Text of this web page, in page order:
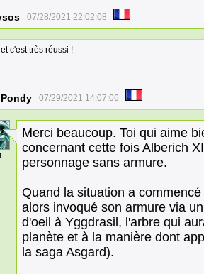
07/28/2021 22:02:08
et c'est très réussi !
Pondy 07/29/2021 14:07:06
Merci beaucoup. Toi qui aime
concernant cette fois Alberich
personnage sans armure.
Quand la situation a
alors invoqué son armure via
d'oeil à Yggdrasil, l'arbre qui
planète et à la manière dont
la saga Asgard).